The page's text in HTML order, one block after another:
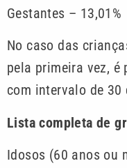
Gestantes – 13,01%
No caso das
pela primeira vez, é
com intervalo de 30
Lista completa de
Idosos (60 anos ou